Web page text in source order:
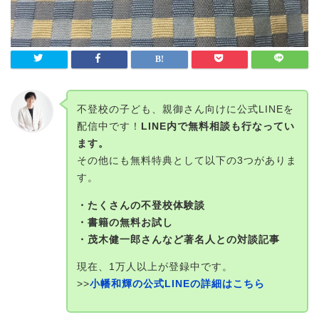
不登校の子ども、親御さん向けに公式LINEを
配信中です！ LINE内で無料相談も行なってい
ます。
その他にも無料特典として以下の3つがありま
す。
・たくさんの不登校体験談
・書籍の無料お試し
・茂木健一郎さんなど著名人との対談記事
現在、1万人以上が登録中です。
>>小幡和輝の公式LINEの詳細はこちら